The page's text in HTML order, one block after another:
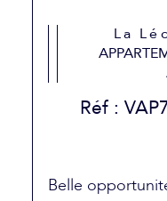
La
Réf :
Belle